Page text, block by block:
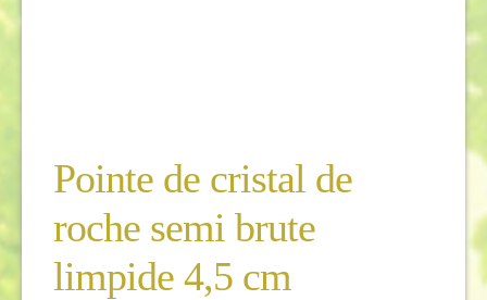
Pointe de cristal de
roche semi brute
limpide 4,5 cm